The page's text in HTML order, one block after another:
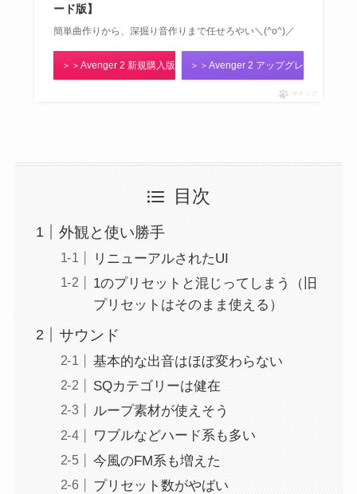
ード版】
簡単曲作りから、深掘り音作りまで任せろやい＼(^o^)／
＞＞Avenger 2 新規購入版 ＞＞Avenger 2 アップグレード版
ポチップ
目次
外観と使い勝手
リニューアルされたUI
1のプリセットと混じってしまう（旧
プリセットはそのまま使える）
サウンド
基本的な出音はほぼ変わらない
SQカテゴリーは健在
ループ素材が使えそう
ワブルなどハード系も多い
今風のFM系も増えた
プリセット数がやばい